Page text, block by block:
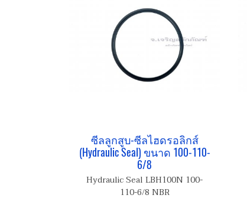
ซีลลูกสูบ-ซีลไฮดรอลิกส์
(Hydraulic Seal) ขนาด 100-110-
6/8
Hydraulic Seal LBH100N 100-
110-6/8 NBR